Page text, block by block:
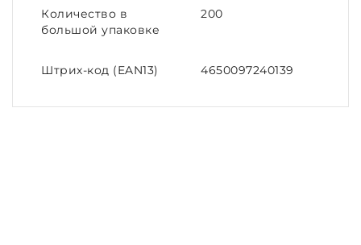
Количество в
большой упаковке
200
Штрих-код (EAN13) 4650097240139